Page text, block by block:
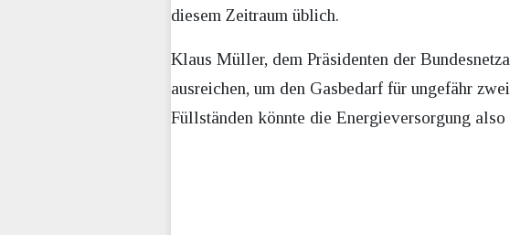
diesem Zeitraum üblich.
Klaus Müller, dem Präsidenten der
ausreichen, um den Gasbedarf für ungefähr
Füllständen könnte die Energieversorgung